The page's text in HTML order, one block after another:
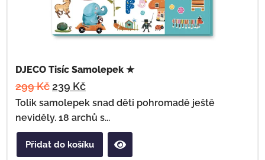
DJECO Tisíc Samolepek ★
299Kč 239 Kč
Tolik samolepek snad děti pohromadě ještě
neviděly. 18 archů s...
Přidat do košíku